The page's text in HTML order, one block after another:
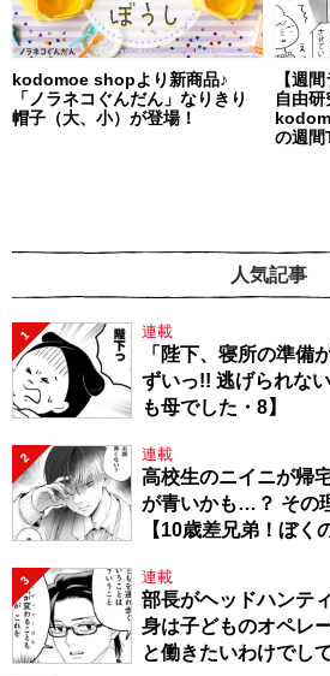
kodomoe shopより新商品♪
「ノラネコぐんだん」なりきり
帽子（大、小）が登場！
【週
自由研
の週
人気記事
1 連載
「陛下、寝所の準備
ずいっ!! 逃げられな
も母でした・8】
2 連載
高校生のニイニが帰
が青いかも…？ その
【10歳差兄弟！ぼく
3 連載
部長がヘッドハンテ
身は子どものオペレ
と働きたいわけでし